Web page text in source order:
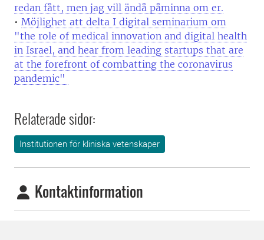
redan fått, men jag vill ändå påminna om er.
• Möjlighet att delta I digital seminarium om
"the role of medical innovation and digital health
in Israel, and hear from leading startups that are
at the forefront of combatting the coronavirus
pandemic"
Relaterade sidor:
Institutionen för kliniska vetenskaper
Kontaktinformation